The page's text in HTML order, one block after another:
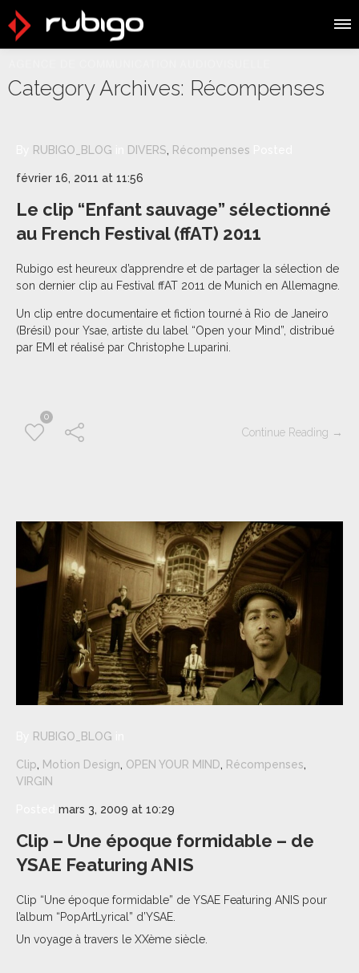
Category Archives: Récompenses
RUBIGO_BLOG DIVERS, Récompenses
février 16, 2011 at 11:56
Le clip “Enfant sauvage” sélectionné
au French Festival (ffAT) 2011
Rubigo est heureux d’apprendre et de partager la sélection de
son dernier clip au Festival ffAT 2011 de Munich en Allemagne.
Un clip entre documentaire et fiction tourné à Rio de Janeiro
(Brésil) pour Ysae, artiste du label “Open your Mind”, distribué
par EMI et réalisé par Christophe Luparini.
0
Continue Reading →
RUBIGO_BLOG
Clip, Motion Design, OPEN YOUR MIND, Récompenses,
VIRGIN
mars 3, 2009 at 10:29
Clip – Une époque formidable – de
YSAE Featuring ANIS
Clip “Une époque formidable” de YSAE Featuring ANIS pour
l’album “PopArtLyrical” d’YSAE.
Un voyage à travers le XXème siècle.